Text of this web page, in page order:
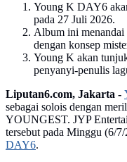
Young K DAY6
pada 27 Juli 2026.
Album ini menandai
dengan konsep
Young K akan
penyanyi-penulis
Liputan6.com, Jakarta -
sebagai solois dengan
YOUNGEST. JYP
tersebut pada Minggu (6/
DAY6.